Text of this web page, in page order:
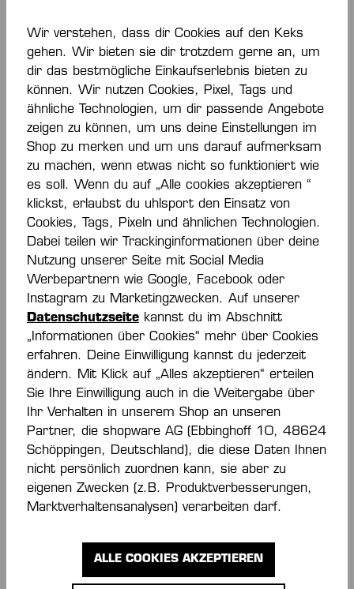
ATTITUDE PRO
SHORTSLEEVE
WOMEN
45,00 €*
ATTITUDE PRO
SHORTSLEEVE
WOMEN
45,00 €*
ATTITUDE PRO
WOMEN TOP
ATTITUDE PRO
WOMEN TOP
Wir verstehen, dass dir Cookies auf den Keks
gehen. Wir bieten sie dir trotzdem gerne an, um
dir das bestmögliche Einkaufserlebnis bieten zu
können. Wir nutzen Cookies, Pixel, Tags und
ähnliche Technologien, um dir passende Angebote
zeigen zu können, um uns deine Einstellungen im
Shop zu merken und um uns darauf aufmerksam
zu machen, wenn etwas nicht so funktioniert wie
es soll. Wenn du auf „Alle cookies akzeptieren “
klickst, erlaubst du uhlsport den Einsatz von
Cookies, Tags, Pixeln und ähnlichen Technologien.
Dabei teilen wir Trackinginformationen über deine
Nutzung unserer Seite mit Social Media
Werbepartnern wie Google, Facebook oder
Instagram zu Marketingzwecken. Auf unserer
Datenschutzseite kannst du im Abschnitt
„Informationen über Cookies“ mehr über Cookies
erfahren. Deine Einwilligung kannst du jederzeit
ändern. Mit Klick auf „Alles akzeptieren“ erteilen
Sie Ihre Einwilligung auch in die Weitergabe über
Ihr Verhalten in unserem Shop an unseren
Partner, die shopware AG (Ebbinghoff 10, 48624
Schöppingen, Deutschland), die diese Daten Ihnen
nicht persönlich zuordnen kann, sie aber zu
eigenen Zwecken (z.B. Produktverbesserungen,
Marktverhaltensanalysen) verarbeiten darf.
ALLE COOKIES AKZEPTIEREN